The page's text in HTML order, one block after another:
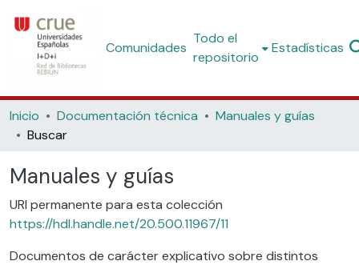
Comunidades
Todo el
repositorio
Estadísticas
Inicio Documentación técnica
Manuales y guías
Buscar
Manuales y guías
URI permanente para esta colección
https://hdl.handle.net/20.500.11967/11
Documentos de carácter explicativo sobre distintos